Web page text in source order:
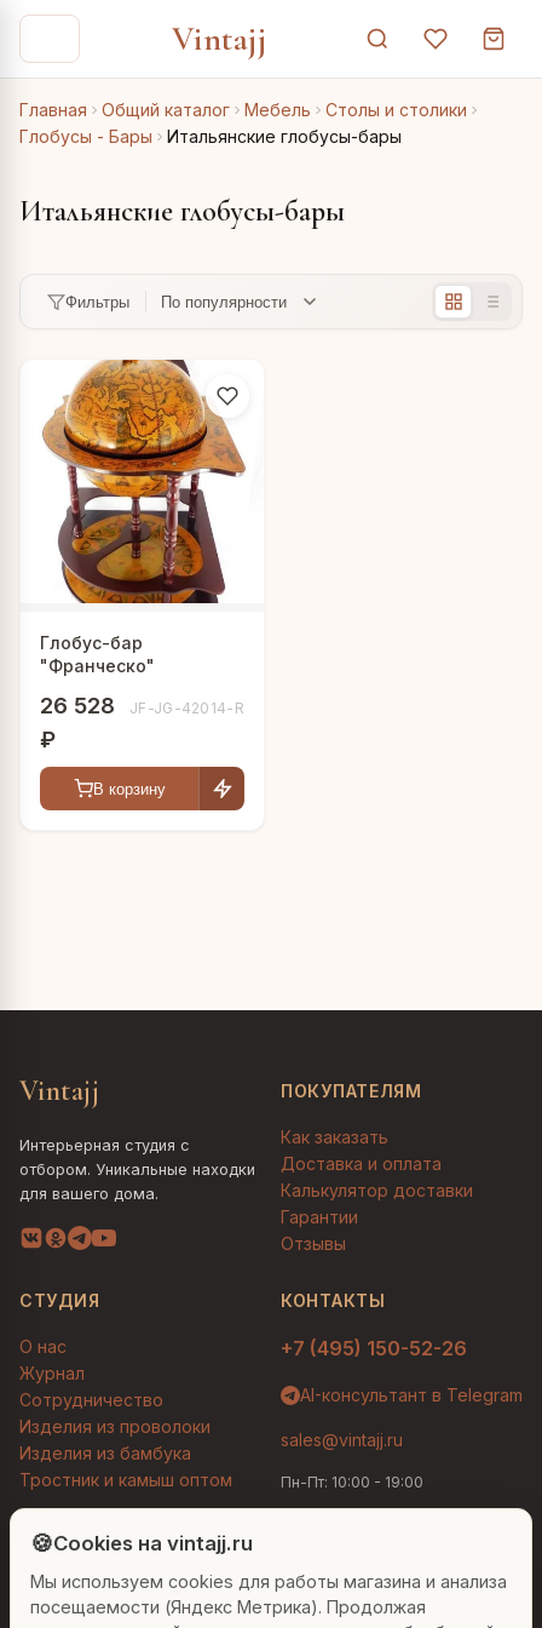
Vintajj
Главная Общий каталог Мебель
Столы и столики
Глобусы - Бары
Итальянские глобусы-бары
Итальянские глобусы-бары
Фильтры
Глобус-бар
"Франческо"
26 528
₽
JF-JG-42014-R
В корзину
Vintajj
Интерьерная студия с
отбором. Уникальные находки
для вашего дома.
ПОКУПАТЕЛЯМ
Как заказать
Доставка и оплата
Калькулятор доставки
Гарантии
Отзывы
СТУДИЯ
О нас
Журнал
Сотрудничество
Изделия из проволоки
Изделия из бамбука
Тростник и камыш оптом
КОНТАКТЫ
+7 (495) 150-52-26
AI-консультант в Telegram
sales@vintajj.ru
Пн-Пт: 10:00 - 19:00
© 2026 Vintajj. Все права защищены.
Договор оферты
Политика конфиденциальности
Согласие на обработку ПДн
Настройки cookies
🍪Cookies на vintajj.ru
Мы используем cookies для работы магазина и анализа
посещаемости (Яндекс Метрика). Продолжая
Людмила
Привет! Я Людмила, ваш персональный
консультант по декору. Чем могу помочь?